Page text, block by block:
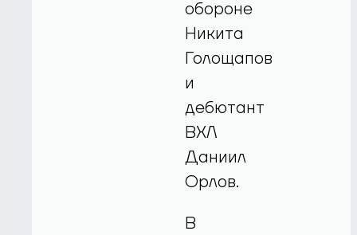
обороне
Никита
Голощапов
и
дебютант
ВХЛ
Даниил
Орлов.
В